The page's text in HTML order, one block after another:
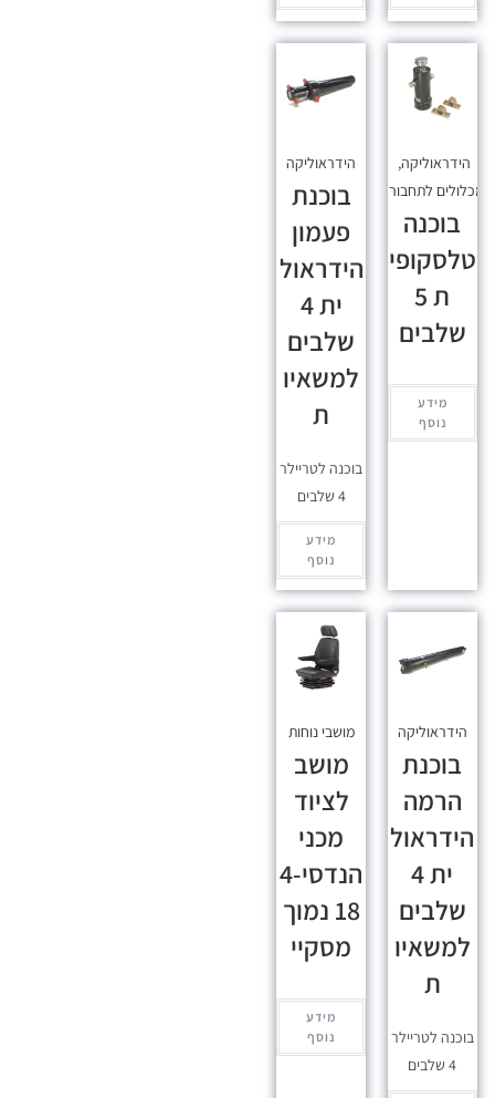
הידראוליקה,
מכלולים לתחבורה
בוכנה
טלסקופי
ת 5
שלבים
מידע
נוסף
הידראוליקה
בוכנת
פעמון
הידראול
ית 4
שלבים
למשאיו
ת
בוכנה לטריילר
מידע
נוסף
הידראוליקה
בוכנת
הרמה
הידראול
ית 4
שלבים
למשאיו
ת
בוכנה לטריילר
מושבי נוחות
מושב
לציוד
מכני
הנדסי-4
18 נמוך
מסקיי
מידע
נוסף